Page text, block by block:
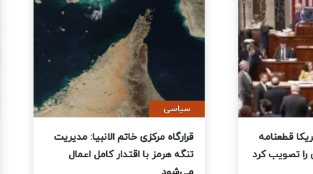
آمریکا قطعنامه
جنگ علیه ایران را تصویب کرد
سیاسی
قرارگاه مرکزی خاتم الانبیا:
تنگه هرمز با اقتدار کامل اعمال